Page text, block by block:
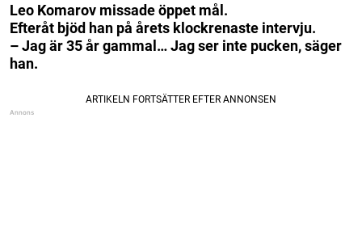
Leo Komarov missade öppet mål.
Efteråt bjöd han på årets klockrenaste intervju.
– Jag är 35 år gammal… Jag ser inte pucken, säger
han.